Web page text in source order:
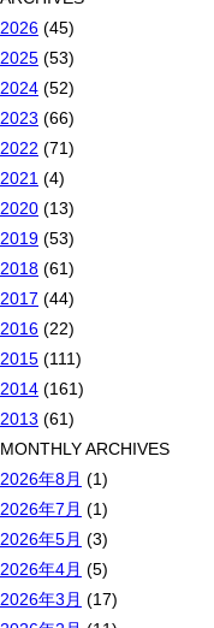
2026 (45)
2025 (53)
2024 (52)
2023 (66)
2022 (71)
2021 (4)
2020 (13)
2019 (53)
2018 (61)
2017 (44)
2016 (22)
2015 (111)
2014 (161)
2013 (61)
MONTHLY ARCHIVES
2026年8月 (1)
2026年7月 (1)
2026年5月 (3)
2026年4月 (5)
2026年3月 (17)